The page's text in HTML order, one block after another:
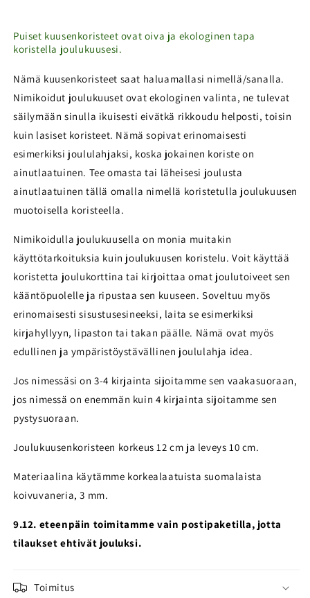
Puiset kuusenkoristeet ovat oiva ja ekologinen tapa
koristella joulukuusesi.
Nämä kuusenkoristeet saat haluamallasi nimellä/sanalla.
Nimikoidut joulukuuset ovat ekologinen valinta, ne tulevat
säilymään sinulla ikuisesti eivätkä rikkoudu helposti, toisin
kuin lasiset koristeet. Nämä sopivat erinomaisesti
esimerkiksi joululahjaksi, koska jokainen koriste on
ainutlaatuinen. Tee omasta tai läheisesi joulusta
ainutlaatuinen tällä omalla nimellä koristetulla joulukuusen
muotoisella koristeella.
Nimikoidulla joulukuusella on monia muitakin
käyttötarkoituksia kuin joulukuusen koristelu. Voit käyttää
koristetta joulukorttina tai kirjoittaa omat joulutoiveet sen
kääntöpuolelle ja ripustaa sen kuuseen. Soveltuu myös
erinomaisesti sisustusesineeksi, laita se esimerkiksi
kirjahyllyyn, lipaston tai takan päälle. Nämä ovat myös
edullinen ja ympäristöystävällinen joululahja idea.
Jos nimessäsi on 3-4 kirjainta sijoitamme sen vaakasuoraan,
jos nimessä on enemmän kuin 4 kirjainta sijoitamme sen
pystysuoraan.
Joulukuusenkoristeen korkeus 12 cm ja leveys 10 cm.
Materiaalina käytämme korkealaatuista suomalaista
koivuvaneria, 3 mm.
9.12. eteenpäin toimitamme vain postipaketilla, jotta
tilaukset ehtivät jouluksi.
Toimitus